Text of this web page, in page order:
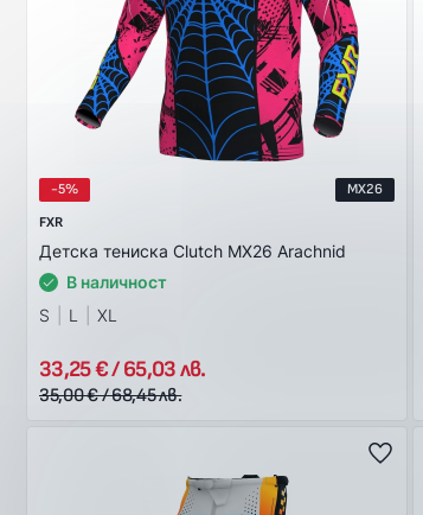
-5%
MX26
FXR
Детска тениска Clutch MX26 Arachnid
В наличност
S
L XL
33,25 € / 65,03 лв.
35,00 € / 68,45 лв.